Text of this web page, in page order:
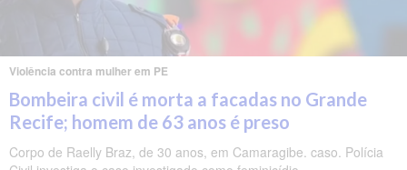
Violência contra mulher em PE
Bombeira civil é morta a facadas no Grande
Recife; homem de 63 anos é preso
Corpo de Raelly Braz, de 30 anos, em Camaragibe. caso. Polícia